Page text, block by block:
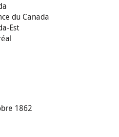
du Canada
Est
1862